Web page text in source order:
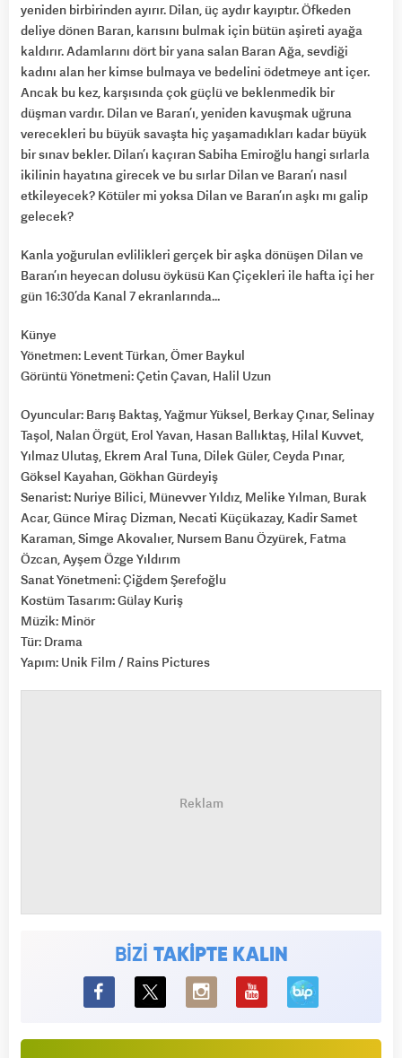
yeniden birbirinden ayırır. Dilan, üç aydır kayıptır. Öfkeden
deliye dönen Baran, karısını bulmak için bütün aşireti ayağa
kaldırır. Adamlarını dört bir yana salan Baran Ağa, sevdiği
kadını alan her kimse bulmaya ve bedelini ödetmeye ant içer.
Ancak bu kez, karşısında çok güçlü ve beklenmedik bir
düşman vardır. Dilan ve Baran’ı, yeniden kavuşmak uğruna
verecekleri bu büyük savaşta hiç yaşamadıkları kadar büyük
bir sınav bekler. Dilan’ı kaçıran Sabiha Emiroğlu hangi sırlarla
ikilinin hayatına girecek ve bu sırlar Dilan ve Baran’ı nasıl
etkileyecek? Kötüler mi yoksa Dilan ve Baran’ın aşkı mı galip
gelecek?
Kanla yoğurulan evlilikleri gerçek bir aşka dönüşen Dilan ve
Baran’ın heyecan dolusu öyküsü Kan Çiçekleri ile hafta içi her
gün 16:30’da Kanal 7 ekranlarında…
Künye
Yönetmen: Levent Türkan, Ömer Baykul
Görüntü Yönetmeni: Çetin Çavan, Halil Uzun
Oyuncular: Barış Baktaş, Yağmur Yüksel, Berkay Çınar, Selinay
Taşol, Nalan Örgüt, Erol Yavan, Hasan Ballıktaş, Hilal Kuvvet,
Yılmaz Ulutaş, Ekrem Aral Tuna, Dilek Güler, Ceyda Pınar,
Göksel Kayahan, Gökhan Gürdeyiş
Senarist: Nuriye Bilici, Münevver Yıldız, Melike Yılman, Burak
Acar, Günce Miraç Dizman, Necati Küçükazay, Kadir Samet
Karaman, Simge Akovalıer, Nursem Banu Özyürek, Fatma
Özcan, Ayşem Özge Yıldırım
Sanat Yönetmeni: Çiğdem Şerefoğlu
Kostüm Tasarım: Gülay Kuriş
Müzik: Minör
Tür: Drama
Yapım: Unik Film / Rains Pictures
BİZİ TAKİPTE KALIN
BiP